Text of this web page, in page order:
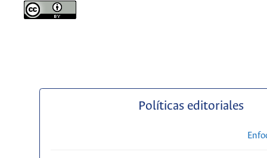
Políticas editoriales